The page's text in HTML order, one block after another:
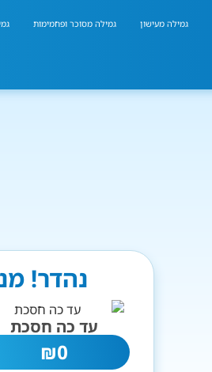
גמילה מעישון גמילה מסוכר ופחמימות
נהדר!
עד כה חסכת
0
₪